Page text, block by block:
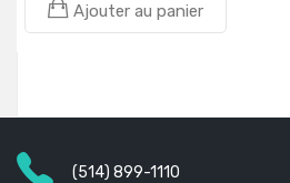
Ajouter au panier
(514) 899-1110